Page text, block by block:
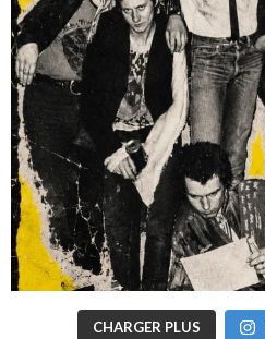
CHARGER PLUS